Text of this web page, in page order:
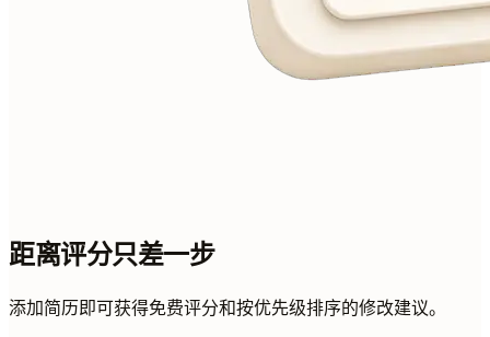
距离评分只差一步
添加简历即可获得免费评分和按优先级排序的修改建议。